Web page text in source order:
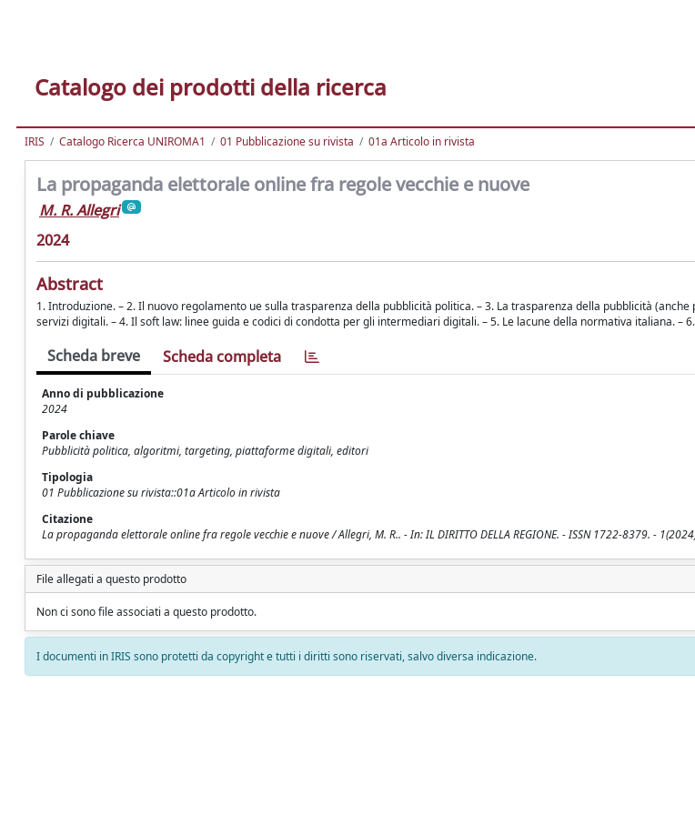
Catalogo dei prodotti della ricerca
IRIS Catalogo Ricerca UNIROMA1 01 Pubblicazione su rivista 01a Articolo in rivista
La propaganda elettorale online fra regole vecchie e nuove
M. R. Allegri
2024
Abstract
1. Introduzione. – 2. Il nuovo regolamento ue sulla trasparenza della pubblicità politica. – 3. La trasparenza della pubblicità
servizi digitali. – 4. Il soft law: linee guida e codici di condotta per gli intermediari digitali. – 5. Le lacune della normativa italiana. – 6.
Scheda breve Scheda completa
Anno di pubblicazione
2024
Parole chiave
Pubblicità politica, algoritmi, targeting, piattaforme digitali, editori
Tipologia
01 Pubblicazione su rivista::01a Articolo in rivista
Citazione
La propaganda elettorale online fra regole vecchie e nuove / Allegri, M. R.. - In: IL DIRITTO DELLA REGIONE. - ISSN 1722-8379. -
File allegati a questo prodotto
Non ci sono file associati a questo prodotto.
I documenti in IRIS sono protetti da copyright e tutti i diritti sono riservati, salvo diversa indicazione.